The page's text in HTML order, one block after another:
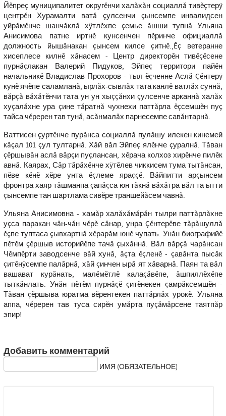
Йĕпреç муниципалитет округĕнчи халăхăн социаллă тивĕçтерÿ
центрĕн Хурамалти ватă çулсенчи çынсемпе инвалидсен
уйрăмĕнче шанчăклă хÿтлĕхпе çемье ăшши тупнă Ульяна
Анисимова патне иртнĕ кунсенчен пĕринче официаллă
должность йышăнакан çынсем килсе çитнĕ.,Ĕç ветеранне
хисеплесе килнĕ хăнасем - Центр директорĕн тивĕçĕсене
пурнăçлакан Валерий Пидуков, Эйпеç территори пайĕн
начальникĕ Владислав Прохоров - тыл ĕçченне Аслă Çĕнтерÿ
кунĕ ячĕпе саламланă, ырлăх-сывлăх тата канлĕ ватлăх суннă,
вăрçă вăхăтĕнчи тата ун ун хыççăнхи çулсенче арканнă халăх
хуçалăхне ура çине тăратнă чухнехи паттăрла ĕçсемшĕн пуç
тайса чĕререн тав тунă, асăнмалăх парнесемпе савăнтарнă.
Ваттисен çуртĕнче пурăнса социаллă пулăшу илекен кинемей
кăçал 101 çул тултарнă. Хăй вăл Эйпеç ялĕнче çуралнă. Тăван
çĕршывăн аслă вăрçи пуçлансан, хĕрача колхоз хирĕнче пилĕк
авнă. Каярах, Сăр тăрăхĕнче хÿтĕлев чиккисем тума тытăнсан,
пĕве кĕнĕ хĕре унта ĕçлеме яраççĕ. Вăйпитти арçынсем
фронтра хаяр тăшманпа çапăçса юн тăкнă вăхăтра вăл та ытти
çынсемпе тан шартлама сивĕре траншейăсем чавнă.
Ульяна Анисимовна - хамăр халăхăмăрăн тылри паттăрлăхне
уçса паракан чăн-чăн чĕрĕ сăнар, унра Çĕнтерĕве тăрăшуллă
ĕçпе туптаса çывхартнă хĕрарăм юнĕ чупать. Унăн биографийĕ
пĕтĕм çĕршыв историйĕпе тачă çыхăннă. Вăл вăрçă чарăнсан
Чĕмпĕрти заводсенче вăй хунă, ăçта ĕçленĕ - çавăнта пысăк
çитĕнÿсемпе палăрнă, хăй çинчен ырă ят хăварнă. Паян та вăл
вашават курăнать, малĕмĕтлĕ калаçăвĕпе, ăшпиллĕхĕпе
тыткăнлать. Унăн пĕтĕм пурнăçĕ çитĕнекен çамрăксемшĕн -
Тăван çĕршыва юратма вĕрентекен паттăрлăх урокĕ. Ульяна
аппа, чĕререн тав туса сирĕн умăрта пуçăмăрсене таятпăр
эпир!
Добавить комментарий
ИМЯ (ОБЯЗАТЕЛЬНОЕ)